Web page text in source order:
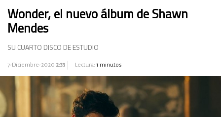
Wonder, el nuevo álbum de Shawn
Mendes
SU CUARTO DISCO DE ESTUDIO
7-Diciembre-2020 2:33 Lectura: 1 minutos